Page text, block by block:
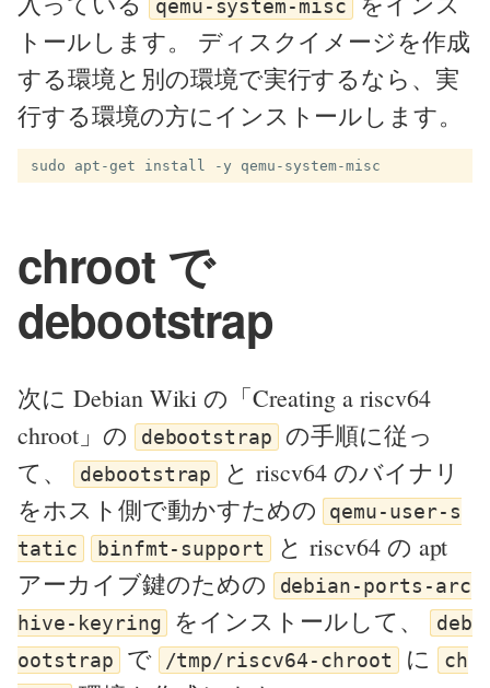
qemu-system-misc
トールします。 ディスクイメージを作成
する環境と別の環境で実行するなら、実
行する環境の方にインストールします。
chroot で
debootstrap
次に Debian Wiki の「Creating a riscv64
chroot」の
debootstrap
の手順に従っ
て、
debootstrap
と riscv64 のバイナリ
をホスト側で動かすための qemu-user-s
tatic
binfmt-support
と riscv64 の apt
アーカイブ鍵のための
debian-ports-arc
hive-keyring
をインストールして、
deb
ootstrap で /tmp/riscv64-chroot に
ch